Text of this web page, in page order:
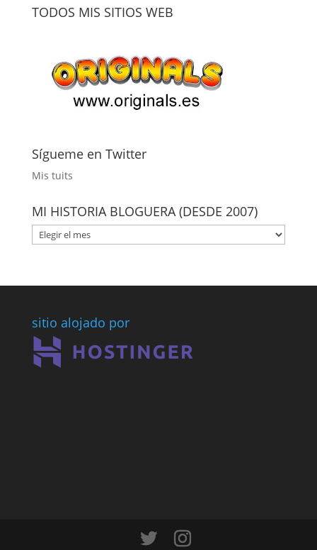
TODOS MIS SITIOS WEB
Sígueme en Twitter
Mis tuits
MI HISTORIA BLOGUERA (DESDE 2007)
MI
HISTORIA
sitio alojado por